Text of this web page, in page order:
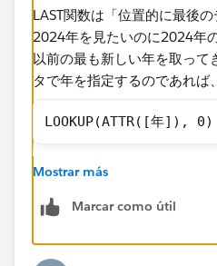
LAST関数は「位置的に最後の
2024年を見たいのに2024年
以前の最も新しい年を取って
タで年を指定するのであれば、
LOOKUP(ATTR([年]),
のようなフィールドを作って
Mostrar más
Marcar como útil